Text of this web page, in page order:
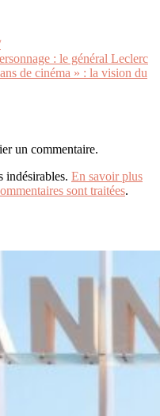
: le général Leclerc
de cinéma » : la vision du
un commentaire.
indésirables. En savoir plus
sont traitées.